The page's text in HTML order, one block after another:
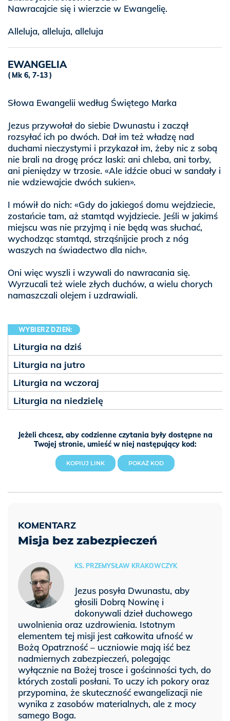
Nawracajcie się i wierzcie w Ewangelię.
Alleluja, alleluja, alleluja
EWANGELIA
Mk 6, 7-13
Słowa Ewangelii według Świętego Marka
Jezus przywołał do siebie Dwunastu i zaczął
rozsyłać ich po dwóch. Dał im też władzę nad
duchami nieczystymi i przykazał im, żeby nic z sobą
nie brali na drogę prócz laski: ani chleba, ani torby,
ani pieniędzy w trzosie. «Ale idźcie obuci w sandały i
nie wdziewajcie dwóch sukien».
I mówił do nich: «Gdy do jakiegoś domu wejdziecie,
zostańcie tam, aż stamtąd wyjdziecie. Jeśli w jakimś
miejscu was nie przyjmą i nie będą was słuchać,
wychodząc stamtąd, strząśnijcie proch z nóg
waszych na świadectwo dla nich».
Oni więc wyszli i wzywali do nawracania się.
Wyrzucali też wiele złych duchów, a wielu chorych
namaszczali olejem i uzdrawiali.
Jeżeli chcesz, aby codzienne czytania były dostępne na
Twojej stronie, umieść w niej następujący kod:
KOPIUJ LINK POKAŻ KOD
WYBIERZ DZIEŃ:
Liturgia na dziś
Liturgia na jutro
Liturgia na wczoraj
Liturgia na niedzielę
Misja bez zabezpieczeń
KS. PRZEMYSŁAW KRAKOWCZYK
Jezus posyła Dwunastu, aby
głosili Dobrą Nowinę i
dokonywali dzieł duchowego
uwolnienia oraz uzdrowienia. Istotnym
elementem tej misji jest całkowita ufność w
Bożą Opatrzność – uczniowie mają iść bez
nadmiernych zabezpieczeń, polegając
wyłącznie na Bożej trosce i gościnności tych, do
których zostali posłani. To uczy ich pokory oraz
przypomina, że skuteczność ewangelizacji nie
wynika z zasobów materialnych, ale z mocy
samego Boga.